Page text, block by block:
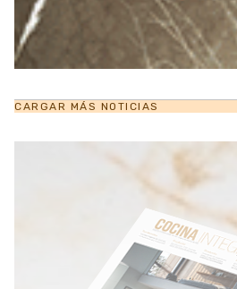
CARGAR MÁS NOTICIAS